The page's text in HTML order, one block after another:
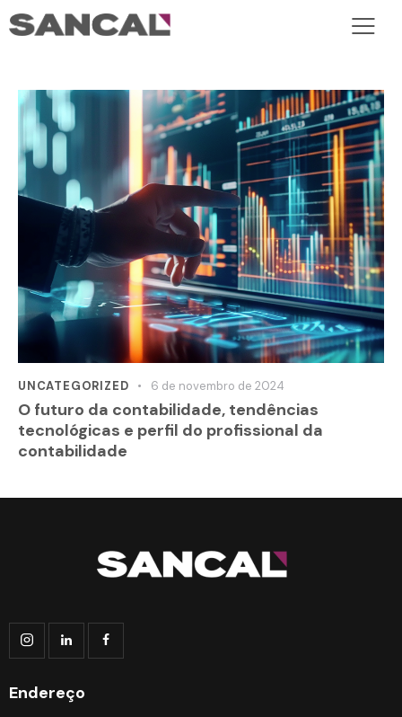
UNCATEGORIZED 6 de novembro de 2024
O futuro da contabilidade, tendências
tecnológicas e perfil do profissional da
contabilidade
Endereço